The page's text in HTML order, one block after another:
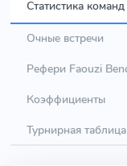
Статистика команд
Очные встречи
Рефери Faouzi
Коэффициенты
Турнирная таблица